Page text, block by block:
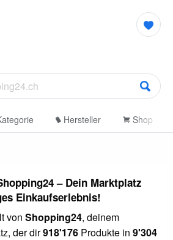
Hersteller Shop
– Dein Marktplatz
Einkaufserlebnis!
von Shopping24, deinem
der dir918'176 Produkte in 9'304